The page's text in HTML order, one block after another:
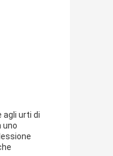
urti di
uno